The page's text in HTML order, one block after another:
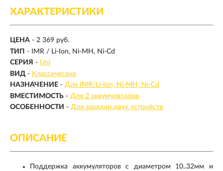
ХАРАКТЕРИСТИКИ
ЦЕНА - 2 369 руб.
ТИП -
IMR / Li-Ion, Ni-MH, Ni-Cd
СЕРИЯ - Uni
ВИД - Классические
НАЗНАЧЕНИЕ - Для IMR/Li-Ion, Ni-MH, Ni-Cd
ВМЕСТИМОСТЬ - Для 2 аккумуляторов
ОСОБЕННОСТИ - Для зарядки двух устройств
ОПИСАНИЕ
Поддержка аккумуляторов с диаметром 10..32мм и